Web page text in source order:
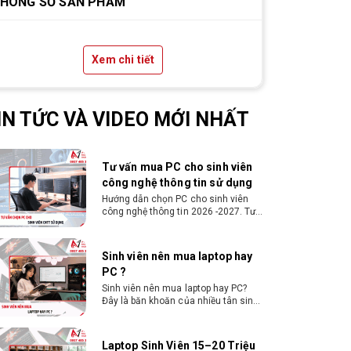
Xem chi tiết
TỨC VÀ VIDEO MỚI NHẤT
thiết kế đồ họa từ 2D, dựng
3D. Cấu hình tối ưu, dùng bền 4 năm
đại học. Tư vấn lắp đặt tại Vi Tính
Nguyễn Thắng.
Cấu hình máy tính học
AutoCAD Revit SketchUp
mạnh, mượt, giá ổn
Tìm hiểu ngay cấu hình máy tính học
AutoCAD Revit SketchUp mạnh,
giật lag.
Tư vấn mua PC cho sinh viên
công nghệ thông tin sử dụng
Hướng dẫn chọn PC cho sinh viên
công nghệ thông tin 2026 -2027. Tư
Sinh viên nên mua laptop hay
PC ?
Sinh viên nên mua laptop hay PC?
Đây là băn khoăn của nhiều tân sinh
Laptop Sinh Viên 15–20 Triệu